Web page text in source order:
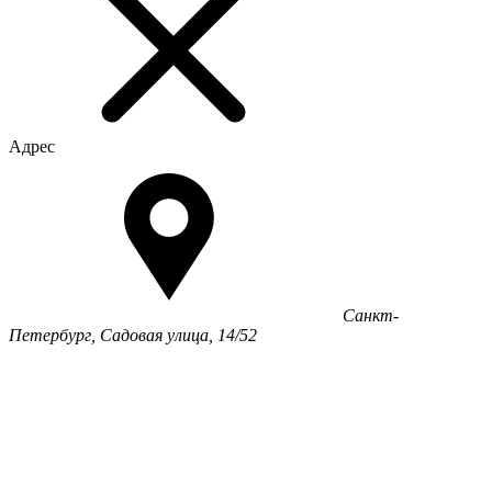
Адрес
Санкт-
Петербург, Садовая улица, 14/52